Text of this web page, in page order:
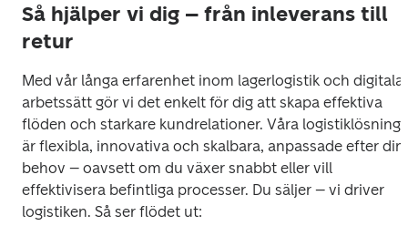
Så hjälper vi dig – från inleverans till
retur
Med vår långa erfarenhet inom lagerlogistik och digitala
arbetssätt gör vi det enkelt för dig att skapa effektiva
flöden och starkare kundrelationer. Våra
är flexibla, innovativa och skalbara, anpassade efter
behov – oavsett om du växer snabbt eller vill
effektivisera befintliga processer. Du säljer – vi driver
logistiken. Så ser flödet ut: